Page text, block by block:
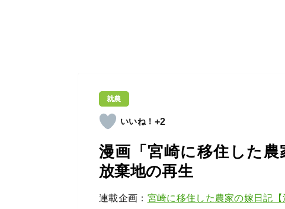
就農
+2
漫画「宮崎に移住した
放棄地の再生
連載企画： 宮崎に移住した農家の嫁日記【